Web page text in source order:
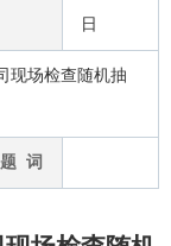
日
现场检查随机抽
词